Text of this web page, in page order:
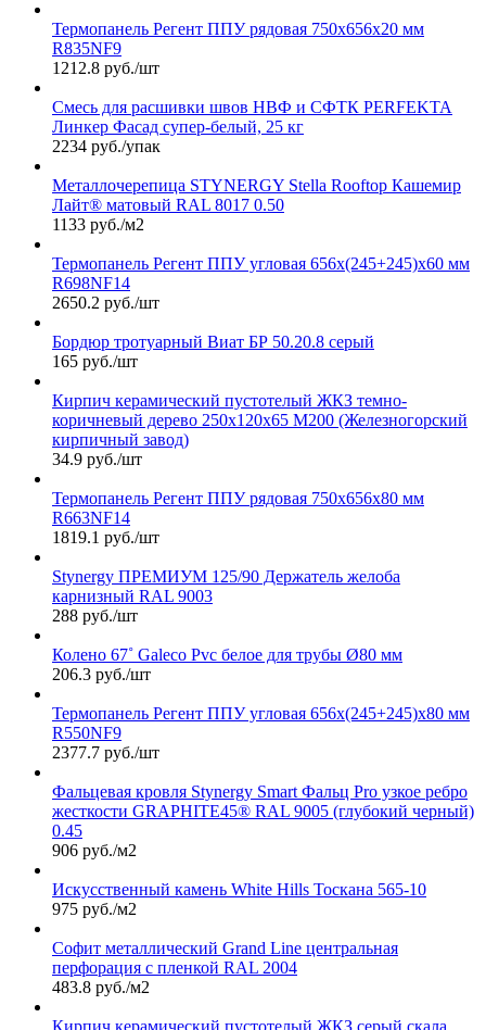
Термопанель Регент ППУ рядовая 750х656х20 мм
R835NF9
1212.8 руб./шт
Смесь для расшивки швов НВФ и СФТК PERFEKTA
Линкер Фасад супер-белый, 25 кг
2234 руб./упак
Металлочерепица STYNERGY Stella Rooftop Кашемир
Лайт® матовый RAL 8017 0.50
1133 руб./м2
Термопанель Регент ППУ угловая 656х(245+245)х60 мм
R698NF14
2650.2 руб./шт
Бордюр тротуарный Виат БР 50.20.8 серый
165 руб./шт
Кирпич керамический пустотелый ЖКЗ темно-
коричневый дерево 250х120х65 М200 (Железногорский
кирпичный завод)
34.9 руб./шт
Термопанель Регент ППУ рядовая 750х656х80 мм
R663NF14
1819.1 руб./шт
Stynergy ПРЕМИУМ 125/90 Держатель желоба
карнизный RAL 9003
288 руб./шт
Колено 67˚ Galeco Pvc белое для трубы Ø80 мм
206.3 руб./шт
Термопанель Регент ППУ угловая 656х(245+245)х80 мм
R550NF9
2377.7 руб./шт
Фальцевая кровля Stynergy Smart Фальц Pro узкое ребро
жесткости GRAPHITE45® RAL 9005 (глубокий черный)
0.45
906 руб./м2
Искусственный камень White Hills Тоскана 565-10
975 руб./м2
Софит металлический Grand Line центральная
перфорация с пленкой RAL 2004
483.8 руб./м2
Кирпич керамический пустотелый ЖКЗ серый скала